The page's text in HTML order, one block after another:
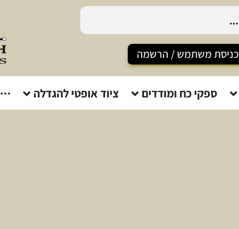
כניסת משתמש / הרשמה
ספקי כח ומודדים ציוד אופטי להגדלה ···